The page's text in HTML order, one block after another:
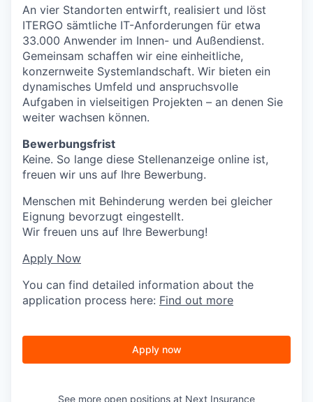
An vier Standorten entwirft, realisiert und löst
ITERGO sämtliche IT-Anforderungen für etwa
33.000 Anwender im Innen- und Außendienst.
Gemeinsam schaffen wir eine einheitliche,
konzernweite Systemlandschaft. Wir bieten ein
dynamisches Umfeld und anspruchsvolle
Aufgaben in vielseitigen Projekten – an denen Sie
weiter wachsen können.
Bewerbungsfrist
Keine. So lange diese Stellenanzeige online ist,
freuen wir uns auf Ihre Bewerbung.
Menschen mit Behinderung werden bei gleicher
Eignung bevorzugt eingestellt.
Wir freuen uns auf Ihre Bewerbung!
Apply Now
You can find detailed information about the
application process here: Find out more
Apply now
See more open positions at Next Insurance